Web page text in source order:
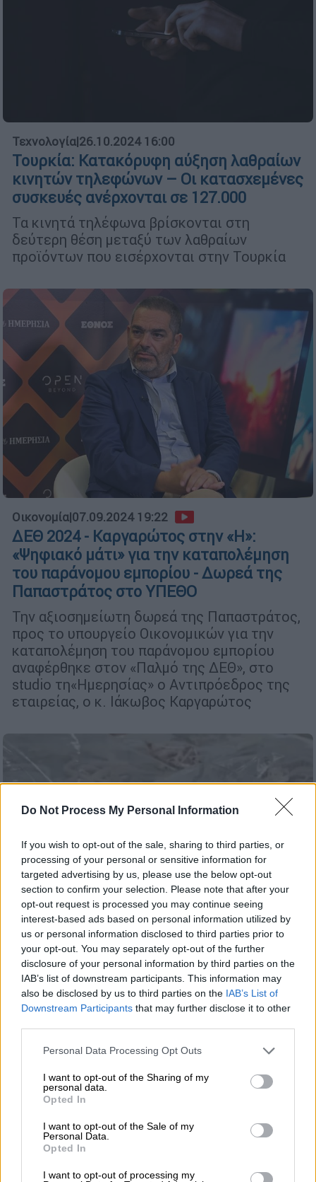
Do Not Process My Personal Information
If you wish to opt-out of the sale, sharing to third parties, or
processing of your personal or sensitive information for
targeted advertising by us, please use the below opt-out
section to confirm your selection. Please note that after your
opt-out request is processed you may continue seeing
interest-based ads based on personal information utilized by
us or personal information disclosed to third parties prior to
your opt-out. You may separately opt-out of the further
disclosure of your personal information by third parties on the
IAB’s list of downstream participants. This information may
also be disclosed by us to third parties on the IAB’s List of
Downstream Participants that may further disclose it to other
Please note that this website/app uses one or more Google
not limited to your visit or usage behaviour. You may click to
grant or deny consent to Google and its third-party tags to
use your data for below specified purposes in below Google
consent section.
Personal Data Processing Opt Outs
I want to opt-out of the Sharing of my
personal data.
Opted In
I want to opt-out of the Sale of my
Personal Data.
Opted In
I want to opt-out of processing my
Τεχνολογία|26.10.2024 16:00
Τουρκία: Κατακόρυφη αύξηση λαθραίων
κινητών τηλεφώνων – Οι κατασχεμένες
συσκευές ανέρχονται σε 127.000
Τα κινητά τηλέφωνα βρίσκονται στη
δεύτερη θέση μεταξύ των λαθραίων
προϊόντων που εισέρχονται στην Τουρκία
Οικονομία|07.09.2024 19:22
ΔΕΘ 2024 - Καργαρώτος στην «Η»:
«Ψηφιακό μάτι» για την καταπολέμηση
του παράνομου εμπορίου - Δωρεά της
Παπαστράτος στο ΥΠΕΘΟ
Την αξιοσημείωτη δωρεά της Παπαστράτος,
προς το υπουργείο Οικονομικών για την
καταπολέμηση του παράνομου εμπορίου
αναφέρθηκε στον «Παλμό της ΔΕΘ», στο
studio τη«Ημερησίας» ο Αντιπρόεδρος της
εταιρείας, ο κ. Ιάκωβος Καργαρώτος
Κόσμος|10.07.2024 19:24
Κίνα: Προσπάθησε να περάσει λαθραία
πάνω από 100 ζωντανά φίδια μέσα στις
Είχε σακούλες με φίδια στις τσέπες του